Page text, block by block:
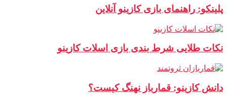
پلینکو: راهنمای بازی کازینو آنلاین
نکات طلایی شرط بندی بازی اسلات کازینو
دانش کازینو: قمارباز نهنگ کیست؟